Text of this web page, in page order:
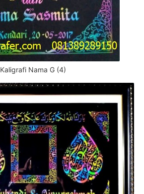
Kaligrafi Nama G (4)